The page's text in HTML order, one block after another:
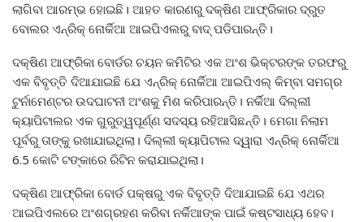
ଲାଗିବା ଆରମ୍ଭ ହୋଇଛି। ଆହତ କାରଣରୁ ଦକ୍ଷିଣ ଆଫ୍ରିକାର ଦ୍ରୁତ
ବୋଲର ଏନ୍ରିକ୍ ନୋର୍କିଆ ଆଇପିଏଲରୁ ବାଦ୍ ପଡିପାରନ୍ତି।
ଦକ୍ଷିଣ ଆଫ୍ରିକା ବୋର୍ଡର ଚୟନ କମିଟିର ଏକ ଅଂଶ ଭିକ୍ଟରଙ୍କ ତରଫରୁ
ଏକ ବିବୃତ୍ତି ଦିଆଯାଇଛି ଯେ ଏନ୍ରିକ୍ ନୋର୍କିଆ ଆଇପିଏଲ୍ କିମ୍ବା ସମଗ୍ର
ଟୁର୍ନାମେଣ୍ଟର ଉଦଘାଟନୀ ଅଂଶକୁ ମିଶ କରିପାରନ୍ତି। ନର୍କିଆ ଦିଲ୍ଲୀ
କ୍ୟାପିଟାଲର ଏକ ଗୁରୁତ୍ୱପୂର୍ଣ୍ଣ ସଦସ୍ୟ ରହିଆସିଛନ୍ତି। ମେଗା ନିଲାମ
ପୂର୍ବରୁ ତାଙ୍କୁ ରଖାଯାଇଥିଲା। ଦିଲ୍ଲୀ କ୍ୟାପିଟାଲ ଦ୍ୱାରା ଏନ୍ରିକ୍ ନୋର୍କିଆ
6.5 କୋଟି ଟଙ୍କାରେ ରିଟିନ କରାଯାଇଥିଲା।
ଦକ୍ଷିଣ ଆଫ୍ରିକା ବୋର୍ଡ ପକ୍ଷରୁ ଏକ ବିବୃତ୍ତି ଦିଆଯାଇଛି ଯେ ଏଥର
ଆଇପିଏଲରେ ଅଂଶଗ୍ରହଣ କରିବା ନର୍କିଆଙ୍କ ପାଇଁ କଷ୍ଟସାଧ୍ୟ ହେବ।